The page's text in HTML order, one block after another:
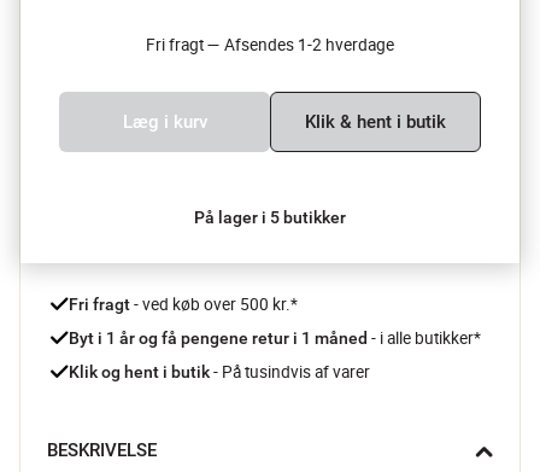
Fri fragt — Afsendes 1-2 hverdage
Læg i kurv Klik & hent i butik
På lager i 5 butikker
Fri fragt - ved køb over 500 kr.*
Byt i 1 år og få pengene retur i 1 måned - i alle butikker*
Klik og hent i butik - På tusindvis af varer
BESKRIVELSE